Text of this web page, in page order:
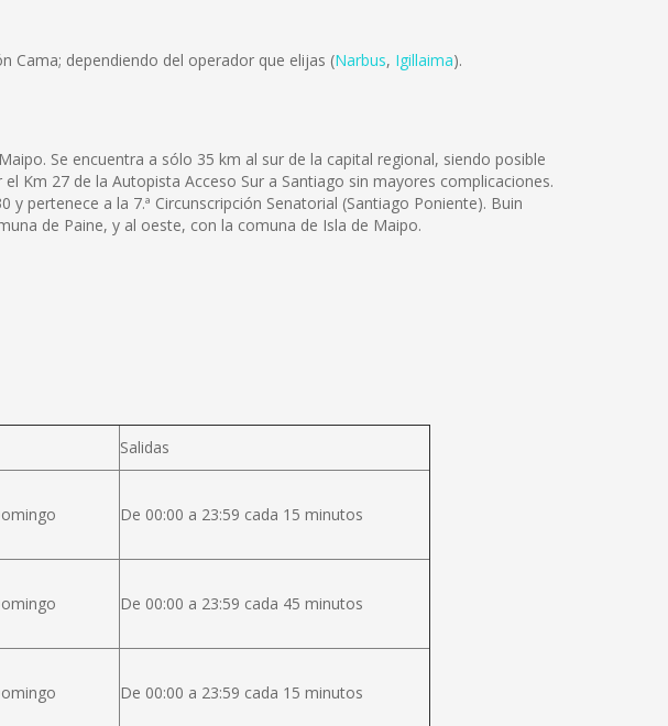
Cama; dependiendo del operador que elijas (Narbus, Igillaima).
Se encuentra a sólo 35 km al sur de la capital regional, siendo posible
Km 27 de la Autopista Acceso Sur a Santiago sin mayores complicaciones.
pertenece a la 7.ª Circunscripción Senatorial (Santiago Poniente). Buin
de Paine, y al oeste, con la comuna de Isla de Maipo.
Salidas
De 00:00 a 23:59 cada 15 minutos
De 00:00 a 23:59 cada 45 minutos
De 00:00 a 23:59 cada 15 minutos